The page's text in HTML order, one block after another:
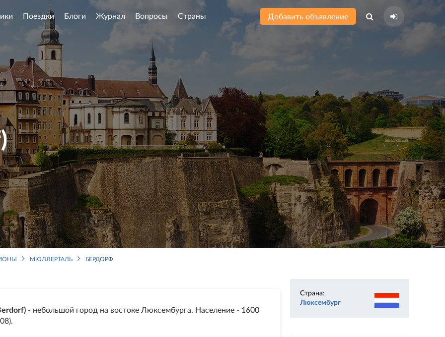
Поездки Блоги Журнал Вопросы Страны Добавить объявление
МЮЛЛЕРТАЛЬ БЕРДОРФ
- небольшой город на востоке Люксембурга. Население - 1600
Страна:
Люксембург